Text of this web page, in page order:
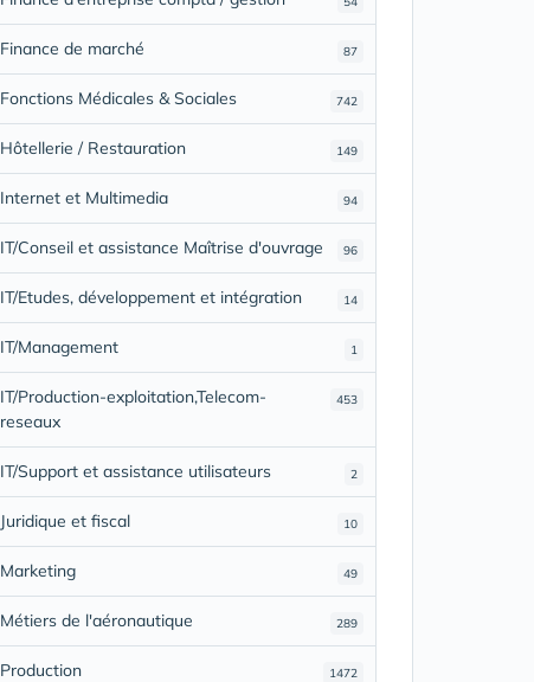
87
Finance de marché
742
Fonctions Médicales & Sociales
149
Hôtellerie / Restauration
94
Internet et Multimedia
96
IT/Conseil et assistance Maîtrise d'ouvrage
14
IT/Etudes, développement et intégration
1
IT/Management
453
IT/Production-exploitation,Telecom-
reseaux
2
IT/Support et assistance utilisateurs
10
Juridique et fiscal
49
Marketing
289
Métiers de l'aéronautique
1472
Production